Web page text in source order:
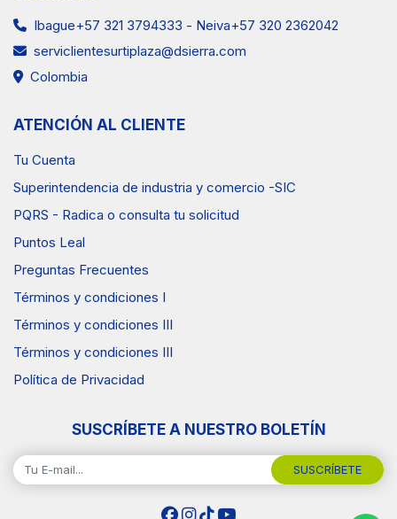
Ibague+57 321 3794333 - Neiva+57 320 2362042
serviclientesurtiplaza@dsierra.com
Colombia
ATENCIÓN AL CLIENTE
Tu Cuenta
Superintendencia de industria y comercio -SIC
PQRS - Radica o consulta tu solicitud
Puntos Leal
Preguntas Frecuentes
Términos y condiciones I
Términos y condiciones III
Términos y condiciones III
Política de Privacidad
SUSCRÍBETE A NUESTRO BOLETÍN
SUSCRÍBETE